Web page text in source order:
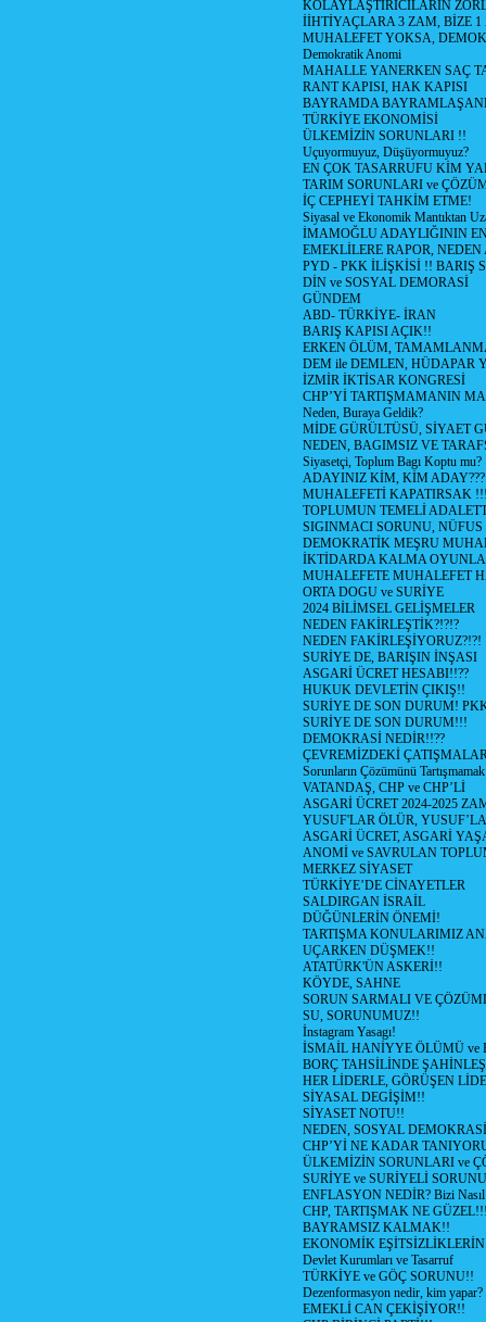
KOLAYLAŞTIRICILARIN
İİHTİYAÇLARA 3 ZAM, BİZE
MUHALEFET YOKSA,
Demokratik Anomi
MAHALLE YANERKEN SAÇ
RANT KAPISI, HAK KAPISI
BAYRAMDA
TÜRKİYE EKONOMİSİ
ÜLKEMİZİN SORUNLARI !!
Uçuyormuyuz, Düşüyormuyuz?
EN ÇOK TASARRUFU KİM
TARIM SORUNLARI ve
İÇ CEPHEYİ TAHKİM ETME!
Siyasal ve Ekonomik Mantıktan
İMAMOĞLU ADAYLIĞININ
EMEKLİLERE RAPOR,
PYD - PKK İLİŞKİSİ !! BARIŞ
DİN ve SOSYAL DEMORASİ
GÜNDEM
ABD- TÜRKİYE- İRAN
BARIŞ KAPISI AÇIK!!
ERKEN ÖLÜM,
DEM ile DEMLEN, HÜDAPAR
İZMİR İKTİSAR KONGRESİ
CHP’Yİ TARTIŞMAMANIN
Neden, Buraya Geldik?
MİDE GÜRÜLTÜSÜ, SİYAET
NEDEN, BAGIMSIZ VE
Siyasetçi, Toplum Bagı Koptu mu?
ADAYINIZ KİM, KİM ADAY???
MUHALEFETİ KAPATIRSAK
TOPLUMUN TEMELİ
SIGINMACI SORUNU,
DEMOKRATİK MEŞRU
İKTİDARDA KALMA
MUHALEFETE MUHALEFET
ORTA DOGU ve SURİYE
2024 BİLİMSEL GELİŞMELER
NEDEN FAKİRLEŞTİK?!?!?
NEDEN FAKİRLEŞİYORUZ?!?!
SURİYE DE, BARIŞIN İNŞASI
ASGARİ ÜCRET HESABI!!??
HUKUK DEVLETİN ÇIKIŞ!!
SURİYE DE SON DURUM!
SURİYE DE SON DURUM!!!
DEMOKRASİ NEDİR!!??
ÇEVREMİZDEKİ
Sorunların Çözümünü
VATANDAŞ, CHP ve CHP’Lİ
ASGARİ ÜCRET 2024-2025
YUSUF'LAR ÖLÜR,
ASGARİ ÜCRET, ASGARİ
ANOMİ ve SAVRULAN
MERKEZ SİYASET
TÜRKİYE’DE CİNAYETLER
SALDIRGAN İSRAİL
DÜĞÜNLERİN ÖNEMİ!
TARTIŞMA KONULARIMIZ
UÇARKEN DÜŞMEK!!
ATATÜRK'ÜN ASKERİ!!
KÖYDE, SAHNE
SORUN SARMALI VE
SU, SORUNUMUZ!!
İnstagram Yasagı!
İSMAİL HANİYYE ÖLÜMÜ ve
BORÇ TAHSİLİNDE
HER LİDERLE, GÖRÜŞEN
SİYASAL DEGİŞİM!!
SİYASET NOTU!!
NEDEN, SOSYAL
CHP’Yİ NE KADAR
ÜLKEMİZİN SORUNLARI ve
SURİYE ve SURİYELİ
ENFLASYON NEDİR? Bizi
CHP, TARTIŞMAK NE
BAYRAMSIZ KALMAK!!
EKONOMİK
Devlet Kurumları ve Tasarruf
TÜRKİYE ve GÖÇ SORUNU!!
Dezenformasyon nedir, kim yapar?
EMEKLİ CAN ÇEKİŞİYOR!!